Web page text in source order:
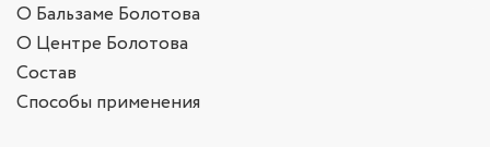
О Бальзаме Болотова
О Центре Болотова
Состав
Способы применения